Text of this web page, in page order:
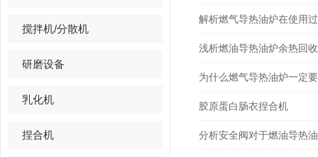
搅拌机/分散机
研磨设备
乳化机
捏合机
解析燃气导热油炉在使用
浅析燃油导热油炉余热回
为什么燃气导热油炉一定
胶原蛋白肠衣捏合机
分析安全阀对于燃油导热